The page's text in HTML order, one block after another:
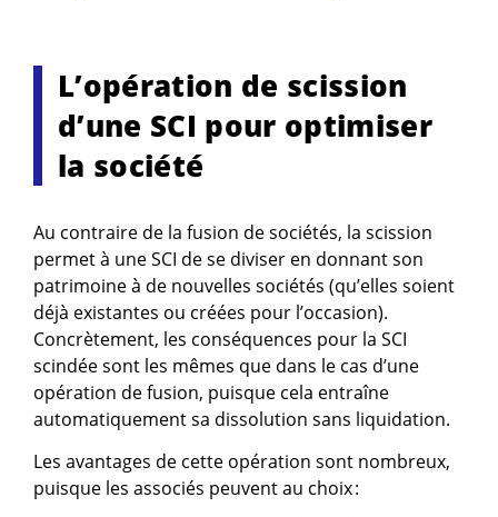
L’opération de scission
d’une SCI pour optimiser
la société
Au contraire de la fusion de sociétés, la scission
permet à une SCI de se diviser en donnant son
patrimoine à de nouvelles sociétés (qu’elles soient
déjà existantes ou créées pour l’occasion).
Concrètement, les conséquences pour la SCI
scindée sont les mêmes que dans le cas d’une
opération de fusion, puisque cela entraîne
automatiquement sa dissolution sans liquidation.
Les avantages de cette opération sont nombreux,
puisque les associés peuvent au choix :